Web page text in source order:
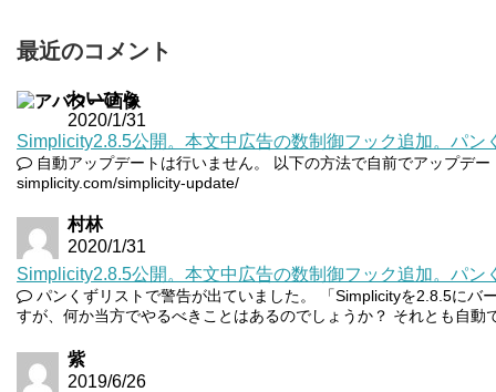
最近のコメント
わいひら
2020/1/31
Simplicity2.8.5公開。本文中広告の数制御フック追加。パン
自動アップデートは行いません。 以下の方法で自前でアップデ
simplicity.com/simplicity-update/
村林
2020/1/31
Simplicity2.8.5公開。本文中広告の数制御フック追加。パン
パンくずリストで警告が出ていました。 「Simplicityを2.8.5にバ
すが、何か当方でやるべきことはあるのでしょうか？ それとも自動
紫
2019/6/26